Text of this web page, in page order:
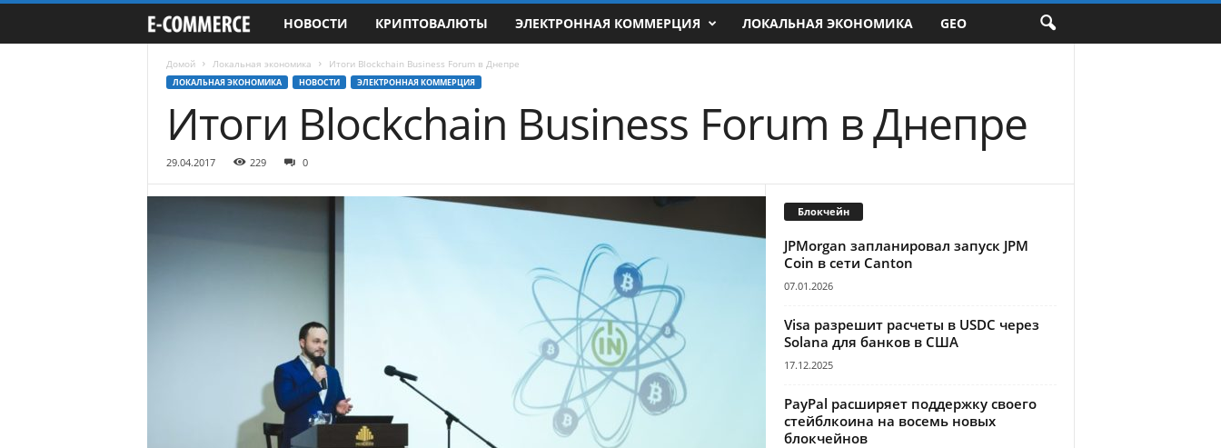
-
o
m
e
.
НОВОСТИ КРИПТОВАЛЮТЫ ЭЛЕКТРОННАЯ КОММЕРЦИЯ ЛОКАЛЬНАЯ ЭКОНОМИКА GEO
Домой Локальная экономика Итоги Blockchain Business Forum в Днепре
ЛОКАЛЬНАЯ ЭКОНОМИКА НОВОСТИ ЭЛЕКТРОННАЯ КОММЕРЦИЯ
Итоги Blockchain Business Forum в Днепре
29.04.2017 229 0
Блокчейн
JPMorgan запланировал запуск JPM
Coin в сети Canton
07.01.2026
Visa разрешит расчеты в USDC через
Solana для банков в США
17.12.2025
PayPal расширяет поддержку своего
стейблкоина на восемь новых
блокчейнов